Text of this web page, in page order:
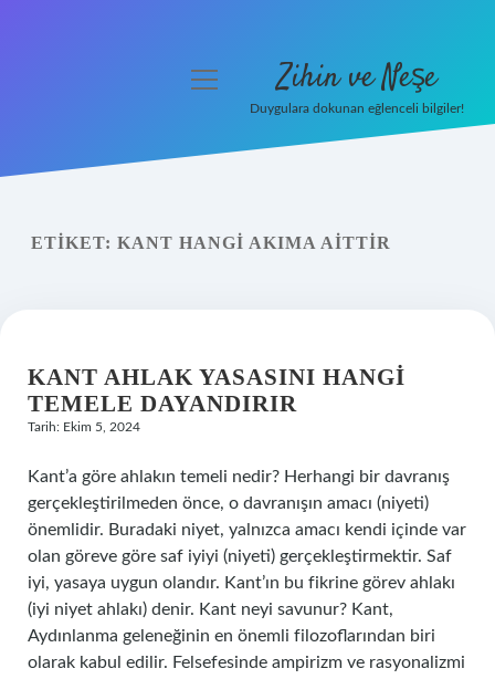
Yasal Uyarı
menüyü
Zihin ve Neşe
Duygulara dokunan eğlenceli bilgiler!
ETIKET: KANT HANGI AKIMA AITTIR
KANT AHLAK YASASINI HANGI
TEMELE DAYANDIRIR
Tarih: Ekim 5, 2024
Kant’a göre ahlakın temeli nedir? Herhangi bir davranış
gerçekleştirilmeden önce, o davranışın amacı (niyeti)
önemlidir. Buradaki niyet, yalnızca amacı kendi içinde var
olan göreve göre saf iyiyi (niyeti) gerçekleştirmektir. Saf
iyi, yasaya uygun olandır. Kant’ın bu fikrine görev ahlakı
(iyi niyet ahlakı) denir. Kant neyi savunur? Kant,
Aydınlanma geleneğinin en önemli filozoflarından biri
olarak kabul edilir. Felsefesinde ampirizm ve rasyonalizmi